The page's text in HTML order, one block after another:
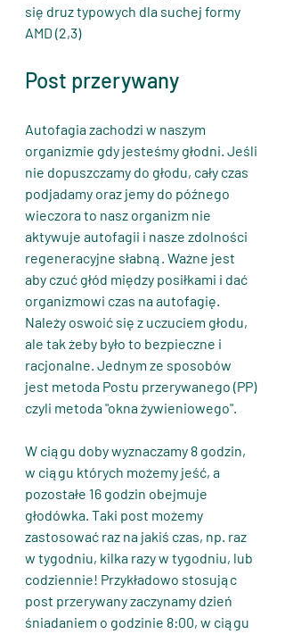
się druz typowych dla suchej formy
AMD (2,3)
Post przerywany
Autofagia zachodzi w naszym
organizmie gdy jesteśmy głodni. Jeśli
nie dopuszczamy do głodu, cały czas
podjadamy oraz jemy do późnego
wieczora to nasz organizm nie
aktywuje autofagii i nasze zdolności
regeneracyjne słabną. Ważne jest
aby czuć głód między posiłkami i dać
organizmowi czas na autofagię.
Należy oswoić się z uczuciem głodu,
ale tak żeby było to bezpieczne i
racjonalne. Jednym ze sposobów
jest metoda Postu przerywanego (PP)
czyli metoda "okna żywieniowego".
W ciągu doby wyznaczamy 8 godzin,
w ciągu których możemy jeść, a
pozostałe 16 godzin obejmuje
głodówka. Taki post możemy
zastosować raz na jakiś czas, np. raz
w tygodniu, kilka razy w tygodniu, lub
codziennie! Przykładowo stosując
post przerywany zaczynamy dzień
śniadaniem o godzinie 8:00, w ciągu